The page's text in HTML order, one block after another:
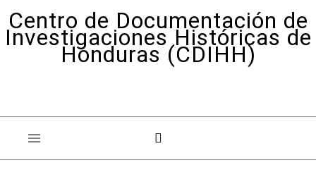
Centro de Documentación de
Investigaciones Históricas de
Honduras (CDIHH)